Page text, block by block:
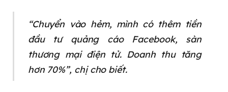
“Chuyển vào hẻm, mình có thêm tiền
đầu tư quảng cáo Facebook, sàn
thương mại điện tử. Doanh thu tăng
hơn 70%”, chị cho biết.